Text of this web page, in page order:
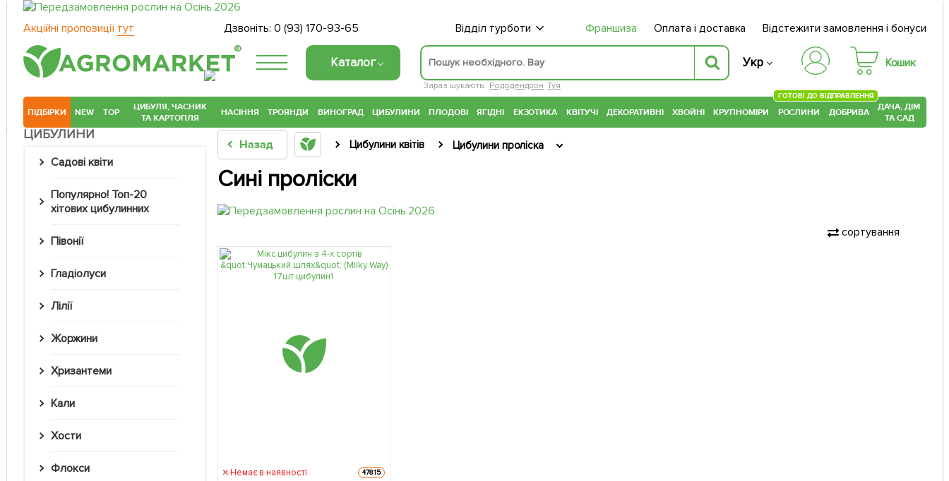
Акційні пропозиції тут Дзвоніть: 0 (93) 170-93-65 Відділ турботи Франшиза Оплата і доставка Відстежити замовлення і бонуси
®
Каталог
Зараз шукають: Рододендрон Туя
Укр Кошик
ПІДБІРКИ NEW TOP
ЦИБУЛЯ, ЧАСНИК
ТА КАРТОПЛЯ
НАСІННЯ ТРОЯНДИ ВИНОГРАД ЦИБУЛИНИ ПЛОДОВІ ЯГІДНІ ЕКЗОТИКА КВІТУЧІ ДЕКОРАТИВНІ ХВОЙНІ КРУПНОМІРИ РОСЛИНИ
ГОТОВІ ДО ВІДПРАВЛЕННЯ
ДОБРИВА
ДАЧА, ДІМ
ТА САД
ЦИБУЛИНИ
Садові квіти
Популярно! Топ-20
хітових цибулинних
Півонії
Гладіолуси
Лілії
Жоржини
Хризантеми
Кали
Хости
Флокси
Назад Цибулини квітів Цибулини проліска
Сині проліски
сортування
Немає в наявності 47815